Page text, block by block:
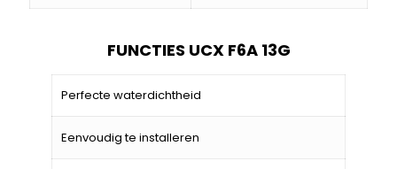
FUNCTIES UCX F6A 13G
Perfecte waterdichtheid
Eenvoudig te installeren